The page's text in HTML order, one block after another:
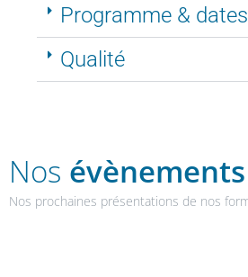
Programme & dates
Qualité
Nos évènements
Nos prochaines présentations de nos